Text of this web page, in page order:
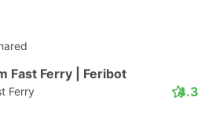
Fast Ferry | Feribot
Ferry 4.3